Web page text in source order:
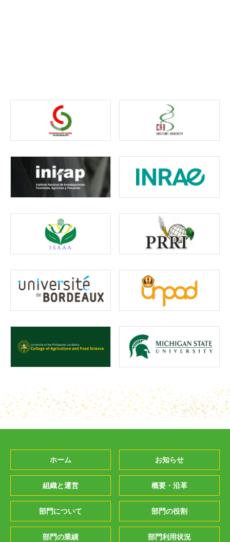
ホーム お知らせ
組織と運営 概要・沿革
部門について 部門の役割
部門の業績 部門利用状況